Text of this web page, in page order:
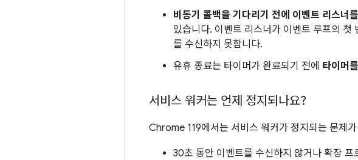
비동기 콜백을 기다리기 전에 이벤트 리스너
있습니다. 이벤트 리스너가 이벤트 루프의
를 수신하지 못합니다.
유휴 종료는 타이머가 완료되기 전에 타이머
서비스 워커는 언제 정지되나요?
Chrome 119에서는 서비스 워커가 정지되는 문제
30초 동안 이벤트를 수신하지 않거나 확장